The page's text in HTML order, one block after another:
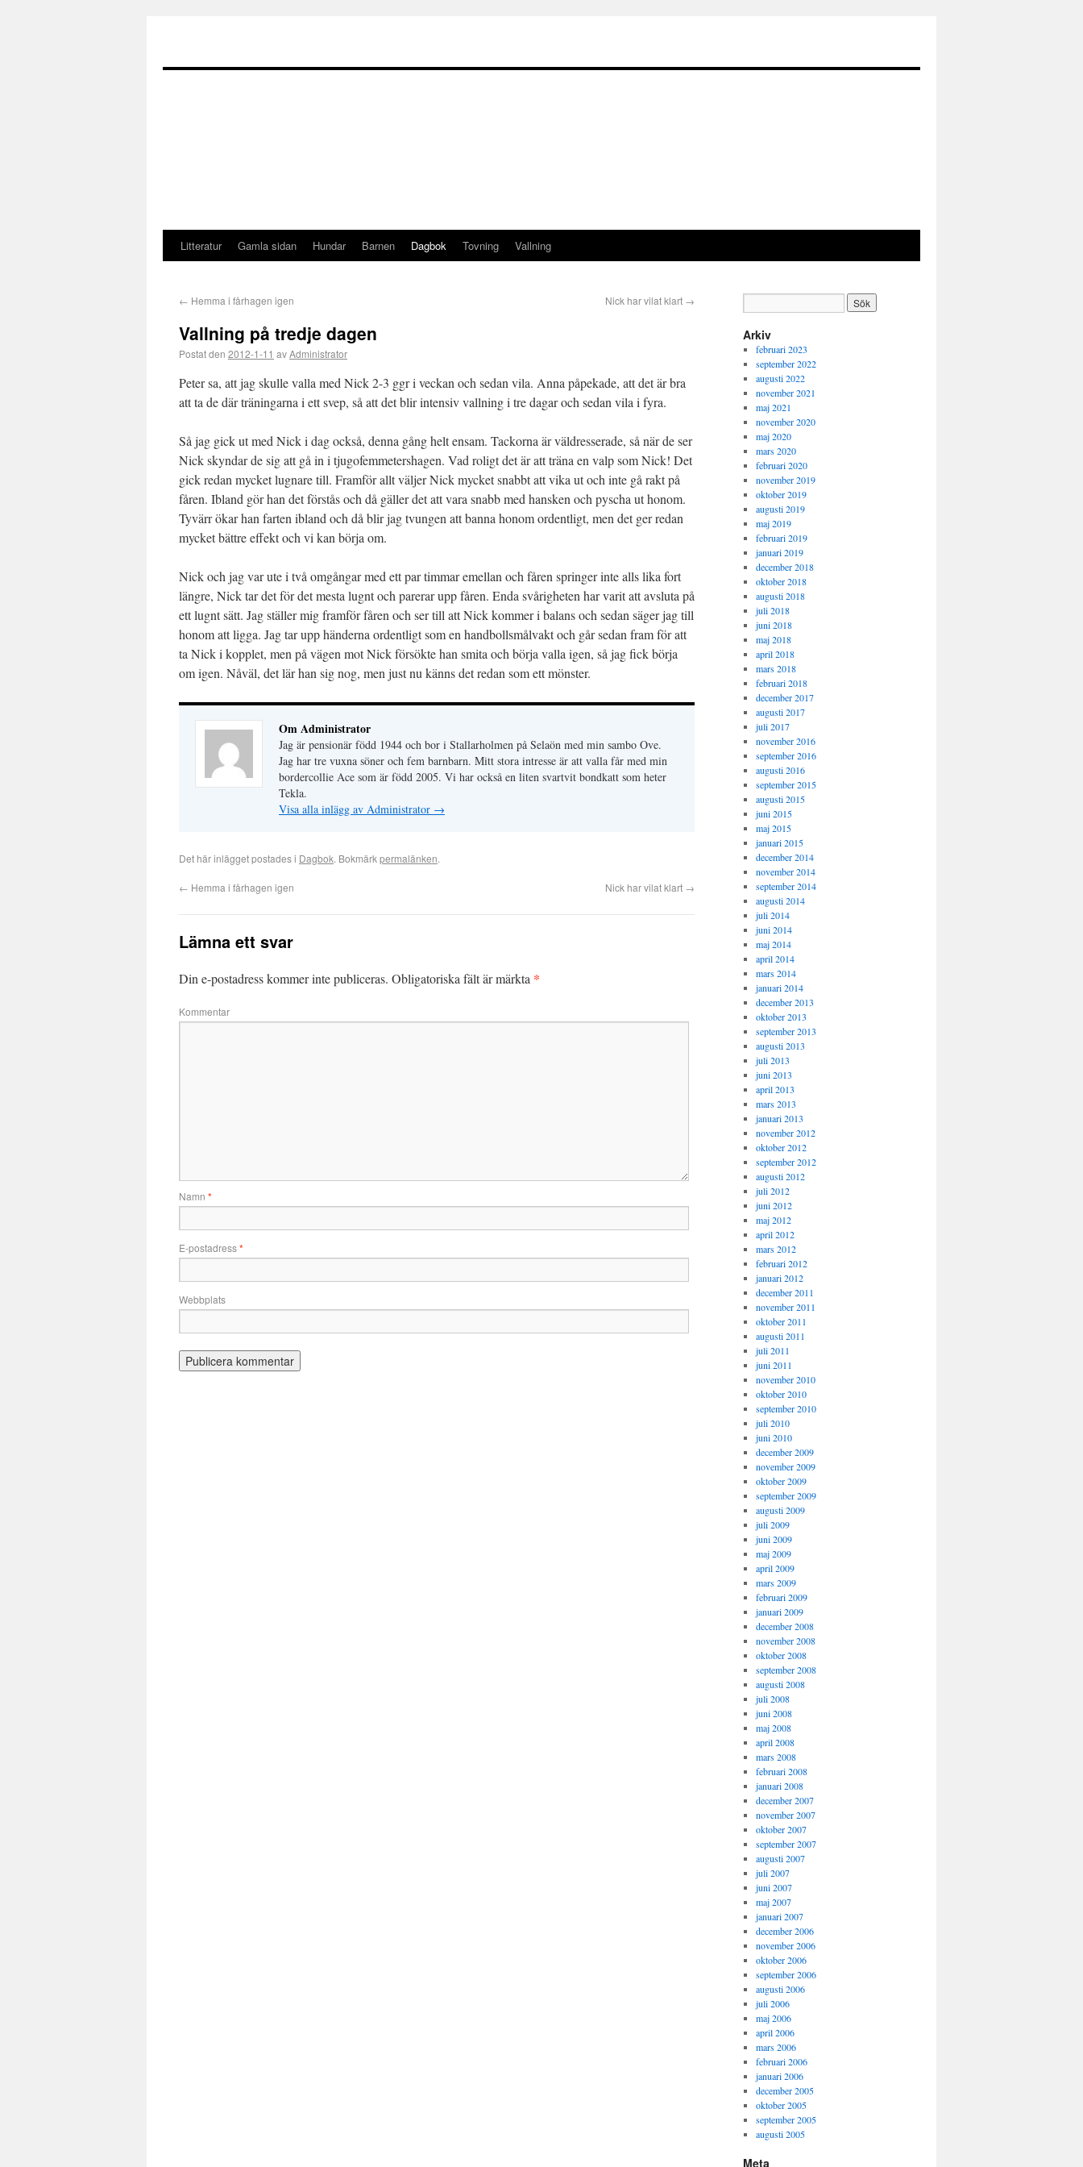
Litteratur Gamla sidan Hundar Barnen Dagbok Tovning Vallning
← Hemma i fårhagen igen Nick har vilat klart →
Vallning på tredje dagen
Postat den 2012-1-11 avAdministrator
Peter sa, att jag skulle valla med Nick 2-3 ggr i veckan och sedan vila. Anna påpekade, att det är bra
att ta de där träningarna i ett svep, så att det blir intensiv vallning i tre dagar och sedan vila i fyra.
Så jag gick ut med Nick i dag också, denna gång helt ensam. Tackorna är väldresserade, så när de ser
Nick skyndar de sig att gå in i tjugofemmetershagen. Vad roligt det är att träna en valp som Nick! Det
gick redan mycket lugnare till. Framför allt väljer Nick mycket snabbt att vika ut och inte gå rakt på
fåren. Ibland gör han det förstås och då gäller det att vara snabb med hansken och pyscha ut honom.
Tyvärr ökar han farten ibland och då blir jag tvungen att banna honom ordentligt, men det ger redan
mycket bättre effekt och vi kan börja om.
Nick och jag var ute i två omgångar med ett par timmar emellan och fåren springer inte alls lika fort
längre, Nick tar det för det mesta lugnt och parerar upp fåren. Enda svårigheten har varit att avsluta på
ett lugnt sätt. Jag ställer mig framför fåren och ser till att Nick kommer i balans och sedan säger jag till
honom att ligga. Jag tar upp händerna ordentligt som en handbollsmålvakt och går sedan fram för att
ta Nick i kopplet, men på vägen mot Nick försökte han smita och börja valla igen, så jag fick börja
om igen. Nåväl, det lär han sig nog, men just nu känns det redan som ett mönster.
Om Administrator
Jag är pensionär född 1944 och bor i Stallarholmen på Selaön med min sambo Ove.
Jag har tre vuxna söner och fem barnbarn. Mitt stora intresse är att valla får med min
bordercollie Ace som är född 2005. Vi har också en liten svartvit bondkatt som heter
Tekla.
Visa alla inlägg av Administrator →
Det här inlägget postades i Dagbok. Bokmärkpermalänken.
← Hemma i fårhagen igen Nick har vilat klart →
Lämna ett svar
Din e-postadress kommer inte publiceras. Obligatoriska fält är märkta *
Kommentar
Namn *
E-postadress*
Webbplats
Arkiv
februari 2023
september 2022
augusti 2022
november 2021
maj 2021
november 2020
maj 2020
mars 2020
februari 2020
november 2019
oktober 2019
augusti 2019
maj 2019
februari 2019
januari 2019
december 2018
oktober 2018
augusti 2018
juli 2018
juni 2018
maj 2018
april 2018
mars 2018
februari 2018
december 2017
augusti 2017
juli 2017
november 2016
september 2016
augusti 2016
september 2015
augusti 2015
juni 2015
maj 2015
januari 2015
december 2014
november 2014
september 2014
augusti 2014
juli 2014
juni 2014
maj 2014
april 2014
mars 2014
januari 2014
december 2013
oktober 2013
september 2013
augusti 2013
juli 2013
juni 2013
april 2013
mars 2013
januari 2013
november 2012
oktober 2012
september 2012
augusti 2012
juli 2012
juni 2012
maj 2012
april 2012
mars 2012
februari 2012
januari 2012
december 2011
november 2011
oktober 2011
augusti 2011
juli 2011
juni 2011
november 2010
oktober 2010
september 2010
juli 2010
juni 2010
december 2009
november 2009
oktober 2009
september 2009
augusti 2009
juli 2009
juni 2009
maj 2009
april 2009
mars 2009
februari 2009
januari 2009
december 2008
november 2008
oktober 2008
september 2008
augusti 2008
juli 2008
juni 2008
maj 2008
april 2008
mars 2008
februari 2008
januari 2008
december 2007
november 2007
oktober 2007
september 2007
augusti 2007
juli 2007
juni 2007
maj 2007
januari 2007
december 2006
november 2006
oktober 2006
september 2006
augusti 2006
juli 2006
maj 2006
april 2006
mars 2006
februari 2006
januari 2006
december 2005
oktober 2005
september 2005
augusti 2005
Meta